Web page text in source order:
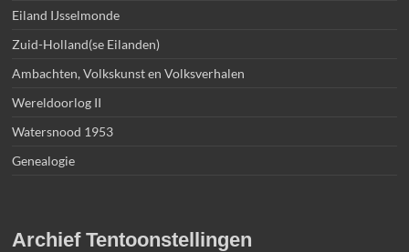
Eiland IJsselmonde
Zuid-Holland(se Eilanden)
Ambachten, Volkskunst en Volksverhalen
Wereldoorlog II
Watersnood 1953
Genealogie
Archief Tentoonstellingen